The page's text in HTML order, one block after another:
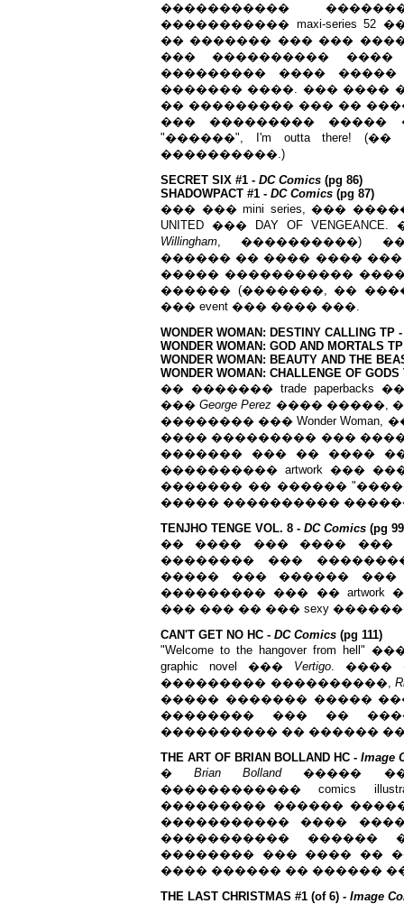
�����������
����������� maxi-series
�� ������� ��� ��� �����
��� ���������� ����
��������� ����
������� ����. ��� ����
�� ��������� ��� ��
��� ��������� �����
"������", I'm outta there!
����������.)
SECRET SIX #1 - DC Comics (pg 86)
SHADOWPACT #1 - DC Comics (pg 87)
��� ��� mini series, ���
UNITED ��� DAY OF VENGEANCE.
Willingham, ����������)
������ �� ���� ���� ���
����� �����������
������ (�������, ��
��� event ��� ���� ���.
WONDER WOMAN: DESTINY CALLING TP
WONDER WOMAN: GOD AND MORTALS
WONDER WOMAN: BEAUTY AND THE
WONDER WOMAN: CHALLENGE OF
�� ������� trade
���George Perez ���� �����,
�������� ��� Wonder
���� ��������� ���
������� ��� �� ����
���������� artwork ���
������� �� ������
����� ����������
TENJHO TENGE VOL. 8 - DC Comics (pg
�� ���� ��� ���� ���
�������� ���
����� ��� ������
��������� ��� �� artwork
��� ��� �� ��� sexy
CAN'T GET NO HC - DC Comics (pg 111)
"Welcome to the hangover from
graphic novel ��� Vertigo. ����
��������� ����������,
����� ������� ����� ���
�������� ��� ��
���������� �� ������
THE ART OF BRIAN BOLLAND HC - Image
�Brian Bolland�����
������������ comics
��������� ������
����������� ����
����������� ������
�������� ��� ���� ��
���� ������ �� ������
THE LAST CHRISTMAS #1 (of 6) - Image